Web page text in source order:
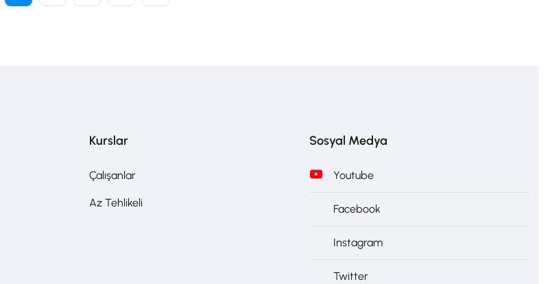
Kurslar
Çalışanlar
Az Tehlikeli
Sosyal Medya
Youtube
Facebook
Instagram
Twitter